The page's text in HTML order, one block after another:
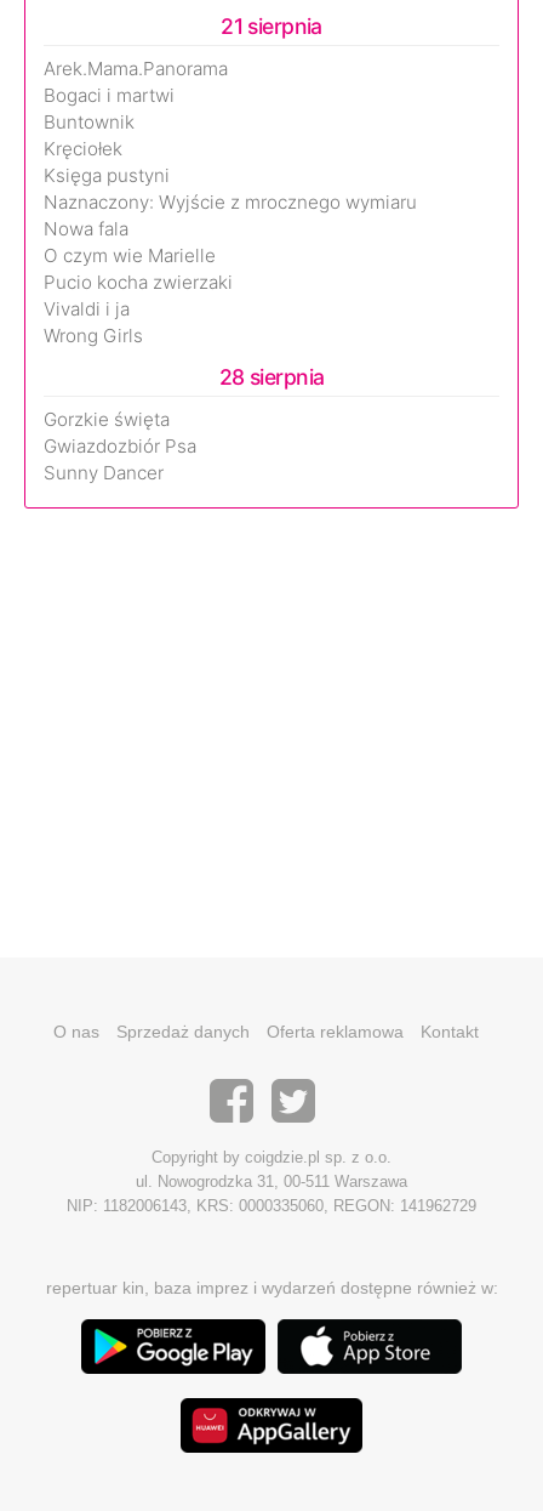
21 sierpnia
Arek.Mama.Panorama
Bogaci i martwi
Buntownik
Kręciołek
Księga pustyni
Naznaczony: Wyjście z mrocznego wymiaru
Nowa fala
O czym wie Marielle
Pucio kocha zwierzaki
Vivaldi i ja
Wrong Girls
28 sierpnia
Gorzkie święta
Gwiazdozbiór Psa
Sunny Dancer
O nas Sprzedaż danych Oferta reklamowa Kontakt
Copyright by coigdzie.pl sp. z o.o.
ul. Nowogrodzka 31, 00-511 Warszawa
NIP: 1182006143, KRS: 0000335060, REGON: 141962729
repertuar kin, baza imprez i wydarzeń dostępne również w: